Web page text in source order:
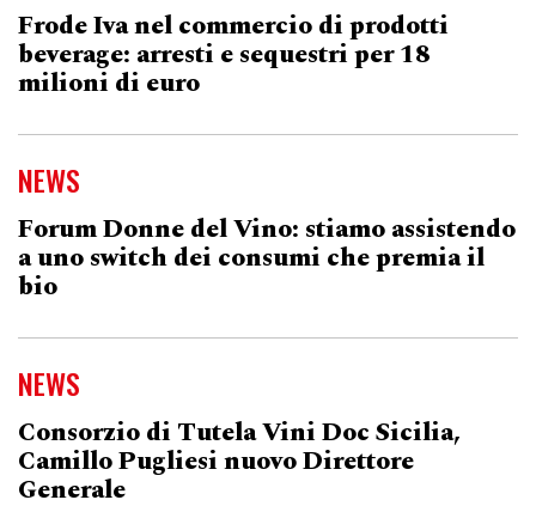
Frode Iva nel commercio di prodotti
beverage: arresti e sequestri per 18
milioni di euro
NEWS
Forum Donne del Vino: stiamo assistendo
a uno switch dei consumi che premia il
bio
NEWS
Consorzio di Tutela Vini Doc Sicilia,
Camillo Pugliesi nuovo Direttore
Generale